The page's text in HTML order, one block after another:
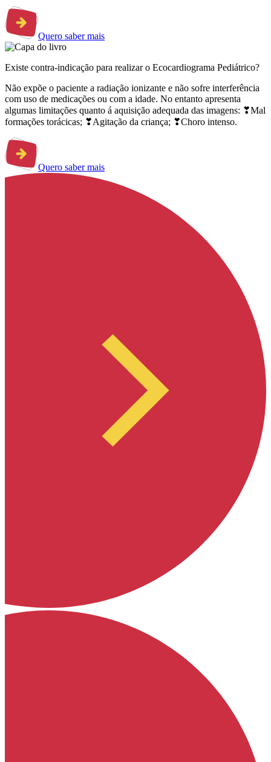
Quero saber mais
Existe contra-indicação para realizar o Ecocardiograma Pediátrico?
Não expõe o paciente a radiação ionizante e não sofre interferência
com uso de medicações ou com a idade. No entanto apresenta
algumas limitações quanto á aquisição adequada das imagens: ❣Mal
formações torácicas; ❣Agitação da criança; ❣Choro intenso.
Quero saber mais